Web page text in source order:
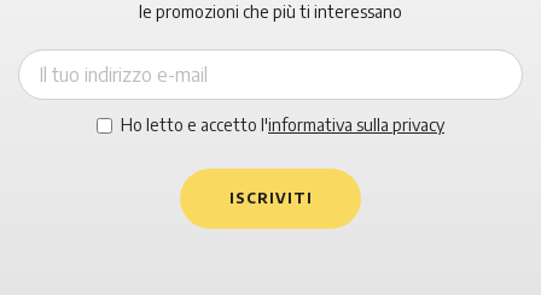
le promozioni che più ti interessano
Ho letto e accetto l'informativa sulla privacy
ISCRIVITI